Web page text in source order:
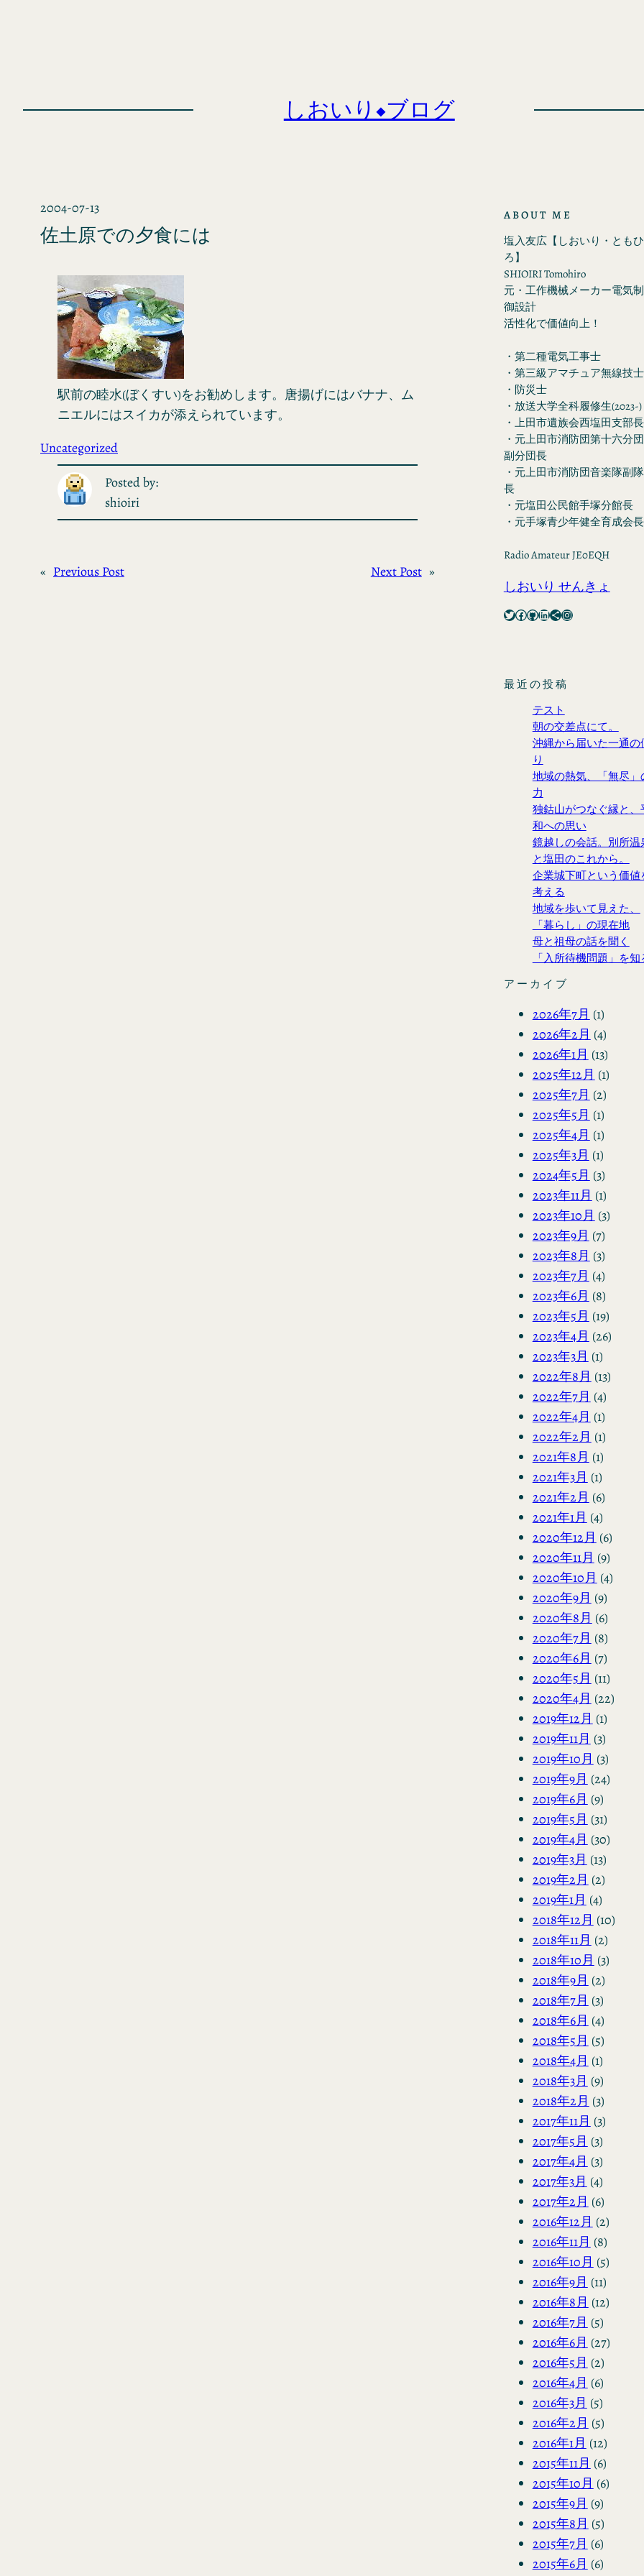
しおいり◆ブログ
2004-07-13
佐土原での夕食には
駅前の睦水(ぼくすい)をお勧めします。唐揚げにはバナナ、ム
ニエルにはスイカが添えられています。
Uncategorized
Posted by:
shioiri
« Previous Post Next Post »
ABOUT ME
塩入友広【しおいり・ともひ
ろ】
SHIOIRI Tomohiro
元・工作機械メーカー電気制
御設計
活性化で価値向上！
・第二種電気工事士
・第三級アマチュア無線技士
・防災士
・放送大学全科履修生(2023-)
・上田市遺族会西塩田支部長
・元上田市消防団第十六分団
副分団長
・元上田市消防団音楽隊副隊
長
・元塩田公民館手塚分館長
・元手塚青少年健全育成会長
Radio Amateur JE0EQH
しおいり せんきょ
Twitter Facebook GitHub LinkedIn Share Icon Instagram
最近の投稿
テスト
朝の交差点にて。
沖縄から届いた一通の
り
地域の熱気、「無尽」
力
独鈷山がつなぐ縁と、
和への思い
鏡越しの会話。別所温
と塩田のこれから。
企業城下町という価値
考える
地域を歩いて見えた、
「暮らし」の現在地
母と祖母の話を聞く
「入所待機問題」を知
アーカイブ
2026年7月 (1)
2026年2月 (4)
2026年1月 (13)
2025年12月 (1)
2025年7月 (2)
2025年5月 (1)
2025年4月 (1)
2025年3月 (1)
2024年5月 (3)
2023年11月 (1)
2023年10月 (3)
2023年9月 (7)
2023年8月 (3)
2023年7月 (4)
2023年6月 (8)
2023年5月 (19)
2023年4月 (26)
2023年3月 (1)
2022年8月 (13)
2022年7月 (4)
2022年4月 (1)
2022年2月 (1)
2021年8月 (1)
2021年3月 (1)
2021年2月 (6)
2021年1月 (4)
2020年12月 (6)
2020年11月 (9)
2020年10月 (4)
2020年9月 (9)
2020年8月 (6)
2020年7月 (8)
2020年6月 (7)
2020年5月 (11)
2020年4月 (22)
2019年12月 (1)
2019年11月 (3)
2019年10月 (3)
2019年9月 (24)
2019年6月 (9)
2019年5月 (31)
2019年4月 (30)
2019年3月 (13)
2019年2月 (2)
2019年1月 (4)
2018年12月 (10)
2018年11月 (2)
2018年10月 (3)
2018年9月 (2)
2018年7月 (3)
2018年6月 (4)
2018年5月 (5)
2018年4月 (1)
2018年3月 (9)
2018年2月 (3)
2017年11月 (3)
2017年5月 (3)
2017年4月 (3)
2017年3月 (4)
2017年2月 (6)
2016年12月 (2)
2016年11月 (8)
2016年10月 (5)
2016年9月 (11)
2016年8月 (12)
2016年7月 (5)
2016年6月 (27)
2016年5月 (2)
2016年4月 (6)
2016年3月 (5)
2016年2月 (5)
2016年1月 (12)
2015年11月 (6)
2015年10月 (6)
2015年9月 (9)
2015年8月 (5)
2015年7月 (6)
2015年6月 (6)